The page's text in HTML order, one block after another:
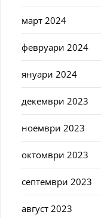
март 2024
февруари 2024
януари 2024
декември 2023
ноември 2023
октомври 2023
септември 2023
август 2023